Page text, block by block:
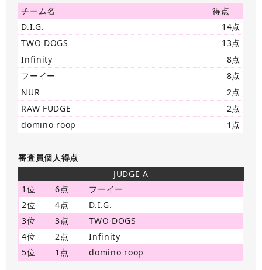
チーム名
得点
D.I.G.
14点
TWO DOGS
13点
Infinity
8点
フーイー
8点
NUR
2点
RAW FUDGE
2点
domino roop
1点
審査員個人得点
JUDGE A
1位
6点
フーイー
2位
4点
D.I.G.
3位
3点
TWO DOGS
4位
2点
Infinity
5位
1点 domino roop